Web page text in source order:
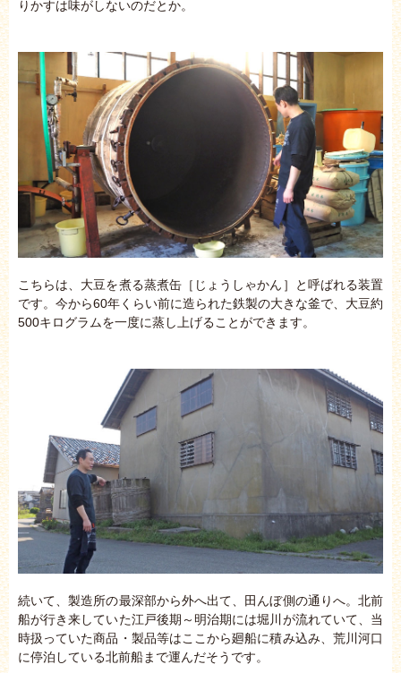
りかすは味がしないのだとか。
こちらは、大豆を煮る蒸煮缶［じょうしゃかん］と呼ばれる装置
です。今から60年くらい前に造られた鉄製の大きな釜で、大豆約
500キログラムを一度に蒸し上げることができます。
続いて、製造所の最深部から外へ出て、田んぼ側の通りへ。北前
船が行き来していた江戸後期～明治期には堀川が流れていて、当
時扱っていた商品・製品等はここから廻船に積み込み、荒川河口
に停泊している北前船まで運んだそうです。